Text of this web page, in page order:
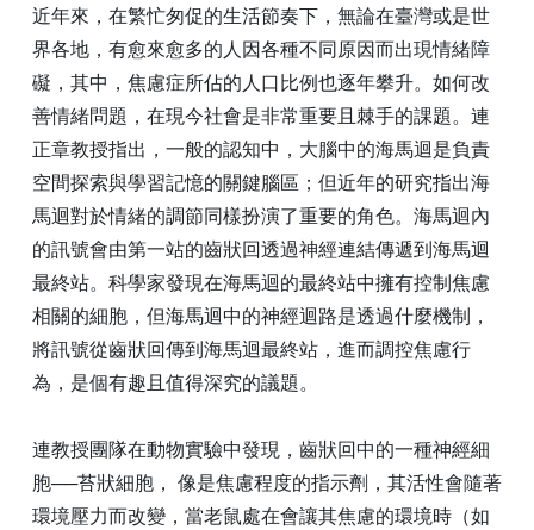
近年來，在繁忙匆促的生活節奏下，無論在臺灣或是世
界各地，有愈來愈多的人因各種不同原因而出現情緒障
礙，其中，焦慮症所佔的人口比例也逐年攀升。如何改
善情緒問題，在現今社會是非常重要且棘手的課題。連
正章教授指出，一般的認知中，大腦中的海馬迴是負責
空間探索與學習記憶的關鍵腦區；但近年的研究指出海
馬迴對於情緒的調節同樣扮演了重要的角色。海馬迴內
的訊號會由第一站的齒狀回透過神經連結傳遞到海馬迴
最終站。科學家發現在海馬迴的最終站中擁有控制焦慮
相關的細胞，但海馬迴中的神經迴路是透過什麼機制，
將訊號從齒狀回傳到海馬迴最終站，進而調控焦慮行
為，是個有趣且值得深究的議題。
連教授團隊在動物實驗中發現，齒狀回中的一種神經細
胞──苔狀細胞， 像是焦慮程度的指示劑，其活性會隨著
環境壓力而改變，當老鼠處在會讓其焦慮的環境時（如